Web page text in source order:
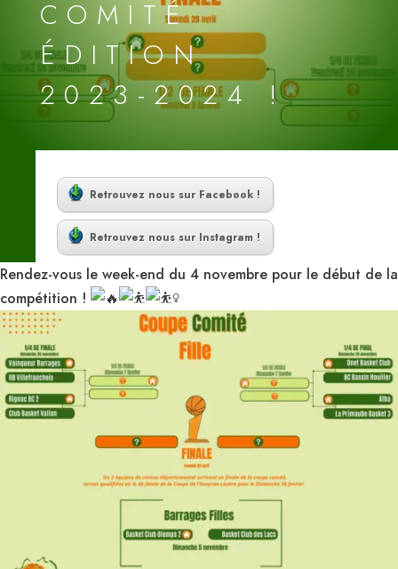
COMITÉ
ÉDITION
2023-2024 !
Retrouvez nous sur Facebook !
Retrouvez nous sur Instagram !
Rendez-vous le week-end du 4 novembre pour le début de la
compétition !